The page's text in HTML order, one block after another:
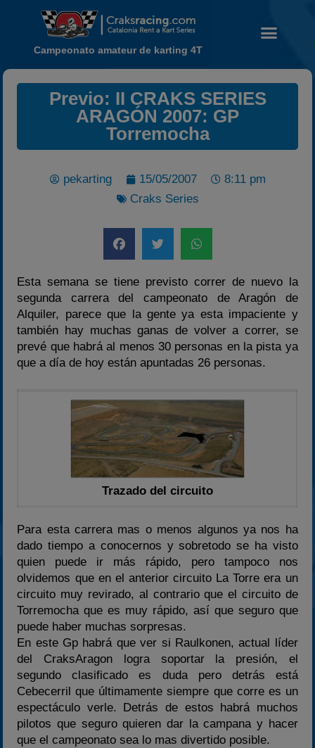
Noticias
Temporada 2026
Campeonato
2020-2021
2022
2023
2024
Preguntas Frecuentes
Campeonato amateur de karting 4T
Previo: II CRAKS SERIES
ARAGÓN 2007: GP
Torremocha
pekarting 15/05/2007
8:11 pm
Craks Series
Esta semana se tiene previsto correr de nuevo la
segunda carrera del campeonato de Aragón de
Alquiler, parece que la gente ya esta impaciente y
también hay muchas ganas de volver a correr, se
prevé que habrá al menos 30 personas en la pista ya
que a día de hoy están apuntadas 26 personas.
Trazado del circuito
Para esta carrera mas o menos algunos ya nos ha
dado tiempo a conocernos y sobretodo se ha visto
quien puede ir más rápido, pero tampoco nos
olvidemos que en el anterior circuito La Torre era un
circuito muy revirado, al contrario que el circuito de
Torremocha que es muy rápido, así que seguro que
puede haber muchas sorpresas.
En este Gp habrá que ver si Raulkonen, actual líder
del CraksAragon logra soportar la presión, el
segundo clasificado es duda pero detrás está
Cebecerril que últimamente siempre que corre es un
espectáculo verle. Detrás de estos habrá muchos
pilotos que seguro quieren dar la campana y hacer
que el campeonato sea lo mas divertido posible.